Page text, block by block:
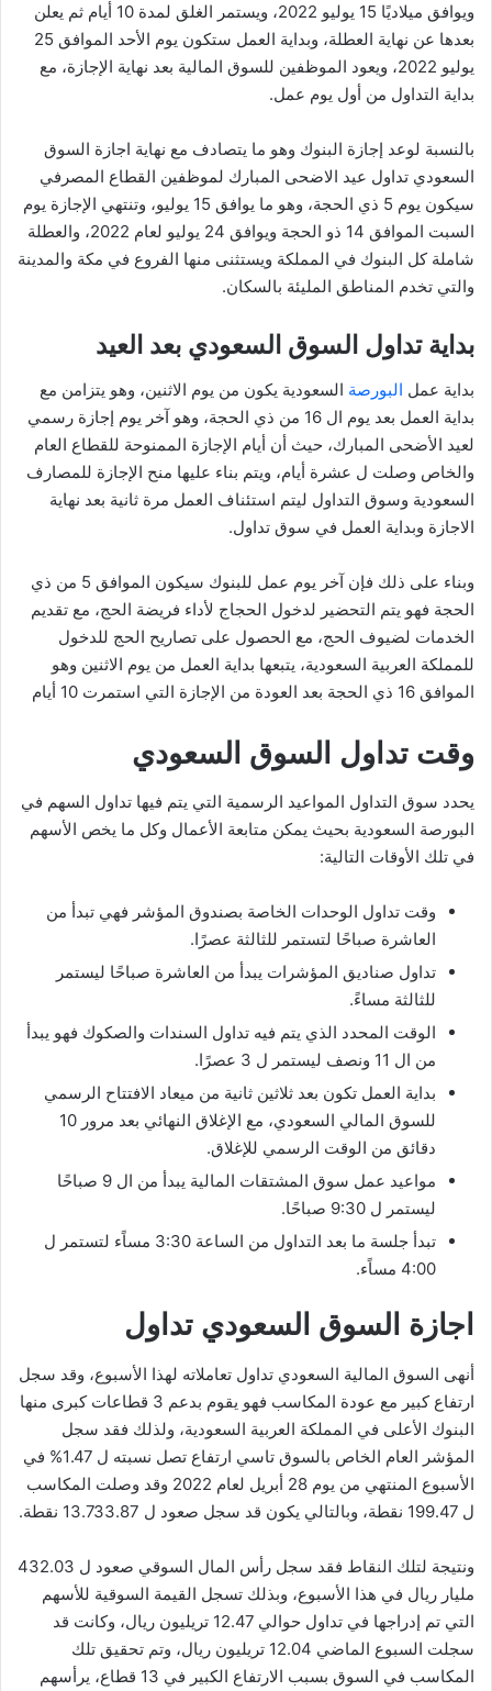
ويوافق ميلاديًا 15 يوليو 2022، ويستمر الغلق لمدة 10 أيام ثم يعلن
بعدها عن نهاية العطلة، وبداية العمل ستكون يوم الأحد الموافق 25
يوليو 2022، ويعود الموظفين للسوق المالية بعد نهاية الإجازة، مع
بداية التداول من أول يوم عمل.
بالنسبة لوعد إجازة البنوك وهو ما يتصادف مع نهاية اجازة السوق
السعودي تداول عيد الاضحى المبارك لموظفين القطاع المصرفي
سيكون يوم 5 ذي الحجة، وهو ما يوافق 15 يوليو، وتنتهي الإجازة يوم
السبت الموافق 14 ذو الحجة ويوافق 24 يوليو لعام 2022، والعطلة
شاملة كل البنوك في المملكة ويستثنى منها الفروع في مكة والمدينة
والتي تخدم المناطق المليئة بالسكان.
بداية تداول السوق السعودي بعد العيد
بداية عمل البورصة السعودية يكون من يوم الاثنين، وهو يتزامن مع
بداية العمل بعد يوم ال 16 من ذي الحجة، وهو آخر يوم إجازة رسمي
لعيد الأضحى المبارك، حيث أن أيام الإجازة الممنوحة للقطاع العام
والخاص وصلت ل عشرة أيام، ويتم بناء عليها منح الإجازة للمصارف
السعودية وسوق التداول ليتم استئناف العمل مرة ثانية بعد نهاية
الاجازة وبداية العمل في سوق تداول.
وبناء على ذلك فإن آخر يوم عمل للبنوك سيكون الموافق 5 من ذي
الحجة فهو يتم التحضير لدخول الحجاج لأداء فريضة الحج، مع تقديم
الخدمات لضيوف الحج، مع الحصول على تصاريح الحج للدخول
للمملكة العربية السعودية، يتبعها بداية العمل من يوم الاثنين وهو
الموافق 16 ذي الحجة بعد العودة من الإجازة التي استمرت 10 أيام
وقت تداول السوق السعودي
يحدد سوق التداول المواعيد الرسمية التي يتم فيها تداول السهم في
البورصة السعودية بحيث يمكن متابعة الأعمال وكل ما يخص الأسهم
في تلك الأوقات التالية:
وقت تداول الوحدات الخاصة بصندوق المؤشر فهي تبدأ من
العاشرة صباحًا لتستمر للثالثة عصرًا.
تداول صناديق المؤشرات يبدأ من العاشرة صباحًا ليستمر
للثالثة مساءً.
الوقت المحدد الذي يتم فيه تداول السندات والصكوك فهو يبدأ
من ال 11 ونصف ليستمر ل 3 عصرًا.
بداية العمل تكون بعد ثلاثين ثانية من ميعاد الافتتاح الرسمي
للسوق المالي السعودي، مع الإغلاق النهائي بعد مرور 10
دقائق من الوقت الرسمي للإغلاق.
مواعيد عمل سوق المشتقات المالية يبدأ من ال 9 صباحًا
ليستمر ل 9:30 صباحًا.
تبدأ جلسة ما بعد التداول من الساعة 3:30 مساًء لتستمر ل
4:00 مساًء.
اجازة السوق السعودي تداول
أنهى السوق المالية السعودي تداول تعاملاته لهذا الأسبوع، وقد سجل
ارتفاع كبير مع عودة المكاسب فهو يقوم بدعم 3 قطاعات كبرى منها
البنوك الأعلى في المملكة العربية السعودية، ولذلك فقد سجل
المؤشر العام الخاص بالسوق تاسي ارتفاع تصل نسبته ل 1.47% في
الأسبوع المنتهي من يوم 28 أبريل لعام 2022 وقد وصلت المكاسب
ل 199.47 نقطة، وبالتالي يكون قد سجل صعود ل 13.733.87 نقطة.
ونتيجة لتلك النقاط فقد سجل رأس المال السوقي صعود ل 432.03
مليار ريال في هذا الأسبوع، وبذلك تسجل القيمة السوقية للأسهم
التي تم إدراجها في تداول حوالي 12.47 تريليون ريال، وكانت قد
سجلت السبوع الماضي 12.04 تريليون ريال، وتم تحقيق تلك
المكاسب في السوق بسبب الارتفاع الكبير في 13 قطاع، يرأسهم